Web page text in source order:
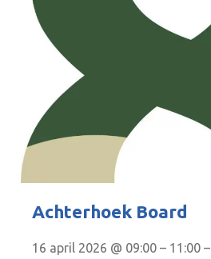
Achterhoek Board
16 april 2026 @ 09:00 – 11:00 –